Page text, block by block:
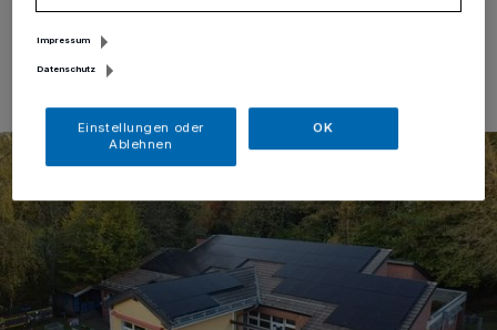
25.11.2024 , 11:43 Uhr
Impressum
Datenschutz
Einstellungen oder
Ablehnen
OK